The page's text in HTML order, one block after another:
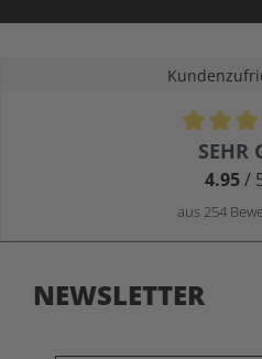
Durchschnittliche Bewertung von
SEHR
4.95/
aus 254
NEWSLETTER